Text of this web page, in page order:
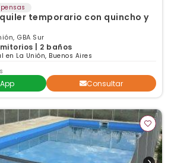
temporario con quincho y
GBA Sur
| 2 baños
La Unión, Buenos Aires
Consultar